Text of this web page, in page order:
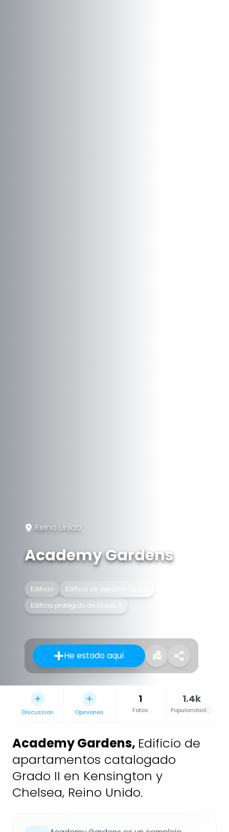
Reino Unido
Academy Gardens
Edificio
Edificio de departamentos
Edificio protegido de Grado II
He estado aquí
Discussion Opiniones
1
Fotos
1.4k
Popularidad
Academy Gardens, Edificio de
apartamentos catalogado
Grado II en Kensington y
Chelsea, Reino Unido.